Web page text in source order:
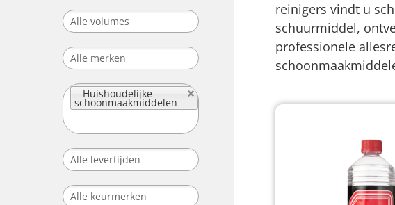
Huishoudelijke
schoonmaakmiddelen
reinigers vindt u
schuurmiddel,
professionele